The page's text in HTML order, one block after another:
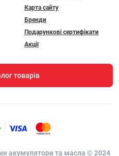
Карта сайту
Бренди
Подарункові сертифікати
Акції
товарів
акумулятори та масла © 2024